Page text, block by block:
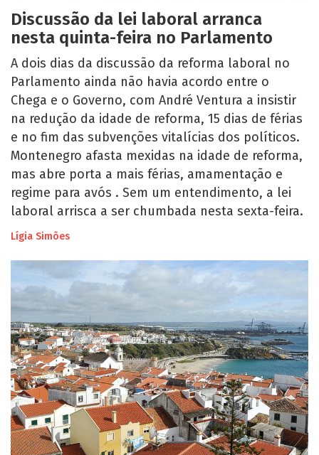
Discussão da lei laboral arranca
nesta quinta-feira no Parlamento
A dois dias da discussão da reforma laboral no
Parlamento ainda não havia acordo entre o
Chega e o Governo, com André Ventura a insistir
na redução da idade de reforma, 15 dias de férias
e no fim das subvenções vitalícias dos políticos.
Montenegro afasta mexidas na idade de reforma,
mas abre porta a mais férias, amamentação e
regime para avós . Sem um entendimento, a lei
laboral arrisca a ser chumbada nesta sexta-feira.
Lígia Simões